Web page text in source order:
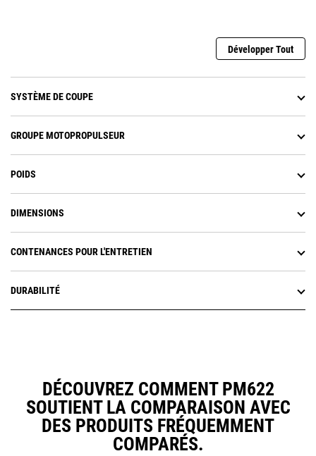
Développer Tout
SYSTÈME DE COUPE
GROUPE MOTOPROPULSEUR
POIDS
DIMENSIONS
CONTENANCES POUR L'ENTRETIEN
DURABILITÉ
DÉCOUVREZ COMMENT PM622
SOUTIENT LA COMPARAISON AVEC
DES PRODUITS FRÉQUEMMENT
COMPARÉS.